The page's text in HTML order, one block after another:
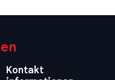
Kontakt